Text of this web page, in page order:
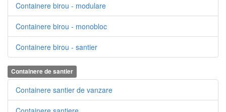
Containere birou - modulare
Containere birou - monobloc
Containere birou - santier
Containere de santier
Containere santier de vanzare